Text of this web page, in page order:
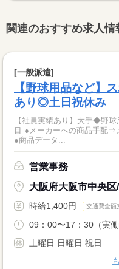
関連のおすすめ求人情
[一般派遣]
【野球用品など】
あり◎土日祝休み
【社員実績あり】大手◆野
目 ●メーカーへの商品手配⇒メール対応がメインです★ ●データ入力
●商品データ...
営業事務
大阪府大阪市中央区
時給1,400円 交通費全額
09：00〜17：30（実
土曜日 日曜日 祝日